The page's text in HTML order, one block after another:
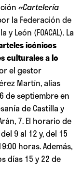
«Cartelería
la Federación de
León (FOACAL). La
icónicos
culturales a lo
el gestor
Martín, alias
de septiembre en
de Castilla y
7. El horario de
9 al 12 y, del 15
horas. Además,
días 15 y 22 de